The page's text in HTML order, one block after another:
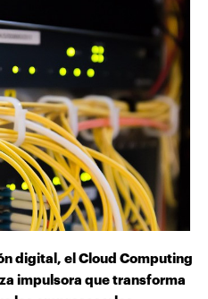
digital, el Cloud Computing
impulsora que transforma